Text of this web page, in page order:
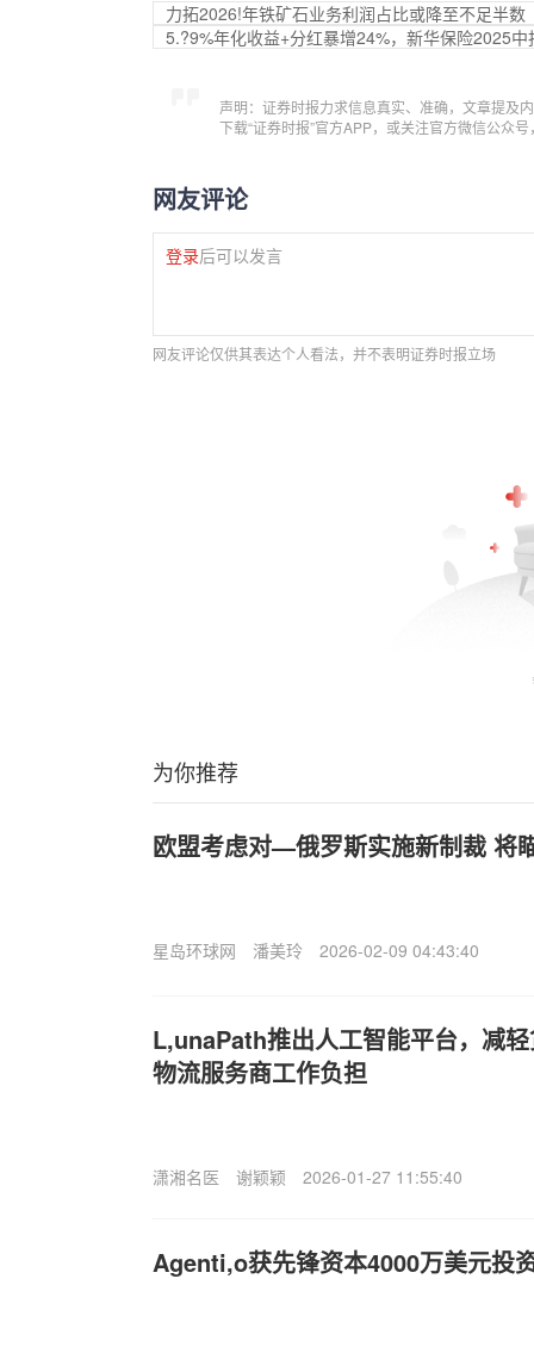
力拓2026!年铁矿石业务利润占比或降至不足半数
5.?9%年化收益+分红暴增24%，新华保险2025中
声明：证券时报力求信息真实、准确，文章提及
下载“证券时报”官方APP，或关注官方微信公众
网友评论
登录后可以发言
网友评论仅供其表达个人看法，并不表明证券时报立场
为你推荐
欧盟考虑对—俄罗斯实施新制裁 将
星岛环球网 潘美玲 2026-02-09 04:43:40
L,unaPath推出人工智能平台，减
物流服务商工作负担
潇湘名医 谢颖颖 2026-01-27 11:55:40
Agenti,o获先锋资本4000万美元投